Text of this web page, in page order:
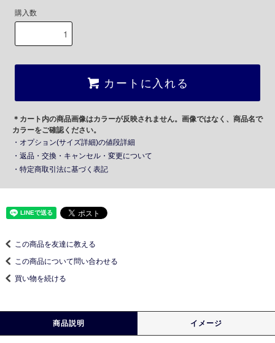
購入数
カートに入れる
＊カート内の商品画像はカラーが反映されません。画像ではなく、商品名で
カラーをご確認ください。
・オプション(サイズ詳細)の値段詳細
・返品・交換・キャンセル・変更について
・特定商取引法に基づく表記
この商品を友達に教える
この商品について問い合わせる
買い物を続ける
商品説明 イメージ